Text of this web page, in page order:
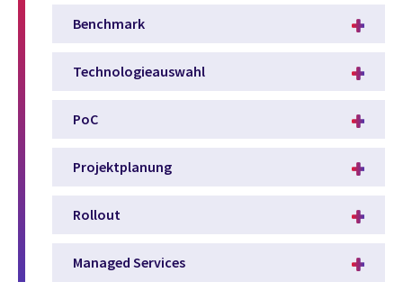
Benchmark
Technologieauswahl
PoC
Projektplanung
Rollout
Managed Services